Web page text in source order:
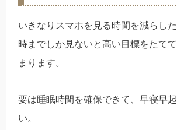
いきなりスマホを見る時間を減らし
時までしか見ないと高い目標をたて
まります。
要は睡眠時間を確保できて、早寝早
い。